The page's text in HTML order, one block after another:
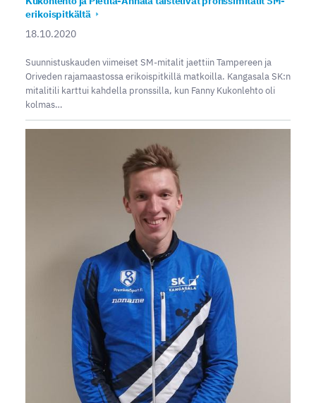
erikoispitkältä
18.10.2020
Suunnistuskauden viimeiset SM-mitalit jaettiin Tampereen ja
Oriveden rajamaastossa erikoispitkillä matkoilla. Kangasala SK:n
mitalitili karttui kahdella pronssilla, kun Fanny Kukonlehto oli
kolmas…